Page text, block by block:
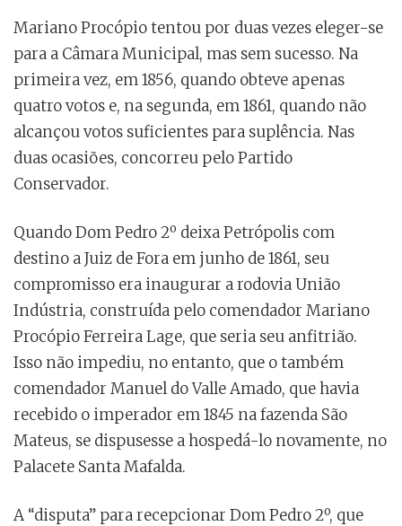
Mariano Procópio tentou por duas vezes eleger-se
para a Câmara Municipal, mas sem sucesso. Na
primeira vez, em 1856, quando obteve apenas
quatro votos e, na segunda, em 1861, quando não
alcançou votos suficientes para suplência. Nas
duas ocasiões, concorreu pelo Partido
Conservador.
Quando Dom Pedro 2º deixa Petrópolis com
destino a Juiz de Fora em junho de 1861, seu
compromisso era inaugurar a rodovia União
Indústria, construída pelo comendador Mariano
Procópio Ferreira Lage, que seria seu anfitrião.
Isso não impediu, no entanto, que o também
comendador Manuel do Valle Amado, que havia
recebido o imperador em 1845 na fazenda São
Mateus, se dispusesse a hospedá-lo novamente, no
Palacete Santa Mafalda.
A “disputa” para recepcionar Dom Pedro 2º, que